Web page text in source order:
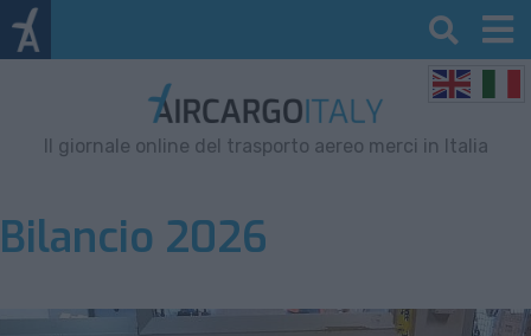
Il giornale online del trasporto aereo merci in Italia
Bilancio 2026